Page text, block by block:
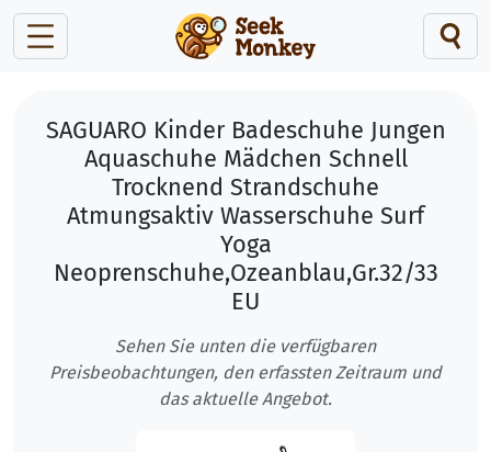
SAGUARO Kinder Badeschuhe Jungen
Aquaschuhe Mädchen Schnell
Trocknend Strandschuhe
Atmungsaktiv Wasserschuhe Surf
Yoga
Neoprenschuhe,Ozeanblau,Gr.32/33
EU
Sehen Sie unten die verfügbaren
Preisbeobachtungen, den erfassten Zeitraum und
das aktuelle Angebot.